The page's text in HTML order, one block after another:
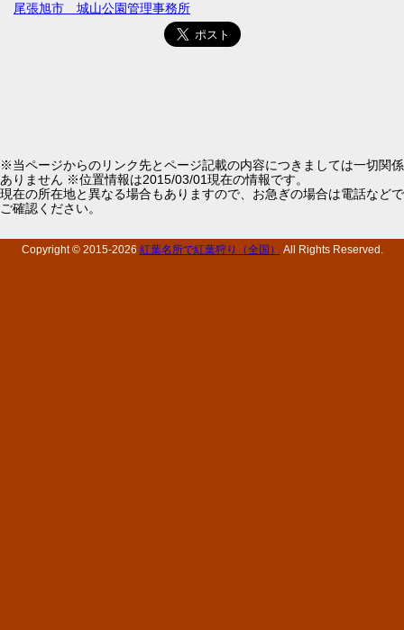
尾張旭市 城山公園管理事務所
※当ページからのリンク先とページ記載の内容につきましては一切関係
ありません ※位置情報は2015/03/01現在の情報です。
現在の所在地と異なる場合もありますので、お急ぎの場合は電話などで
ご確認ください。
Copyright © 2015-2026 紅葉名所で紅葉狩り（全国） All Rights Reserved.